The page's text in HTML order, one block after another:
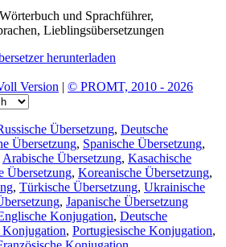
und Sprachführer,
Lieblingsübersetzungen
Version | © PROMT, 2010 - 2026
Übersetzung, Deutsche
Übersetzung, Spanische Übersetzung,
Arabische Übersetzung, Kasachische
Übersetzung, Koreanische Übersetzung,
, Türkische Übersetzung, Ukrainische
, Japanische Übersetzung
Konjugation, Deutsche
Konjugation, Portugiesische Konjugation,